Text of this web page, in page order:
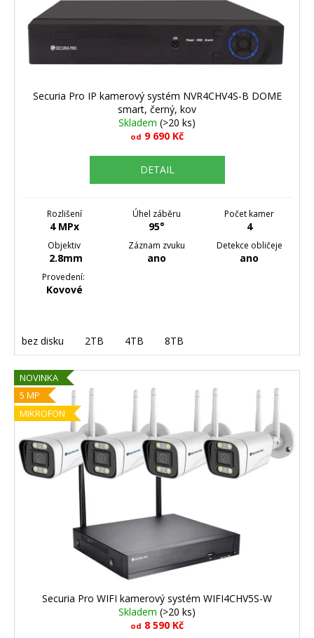
Securia Pro IP kamerový systém NVR4CHV4S-B DOME
smart, černý, kov
Skladem (>20 ks)
od 9 690 Kč
DETAIL
Rozlišení
4 MPx
Úhel záběru
95°
Počet kamer
4
Objektiv
2.8mm
Záznam zvuku
ano
Detekce obličeje
ano
Provedení:
Kovové
bez disku 2TB 4TB 8TB
NOVINKA
5 MP
MIKROFON
Securia Pro WIFI kamerový systém WIFI4CHV5S-W
Skladem (>20 ks)
od 8 590 Kč